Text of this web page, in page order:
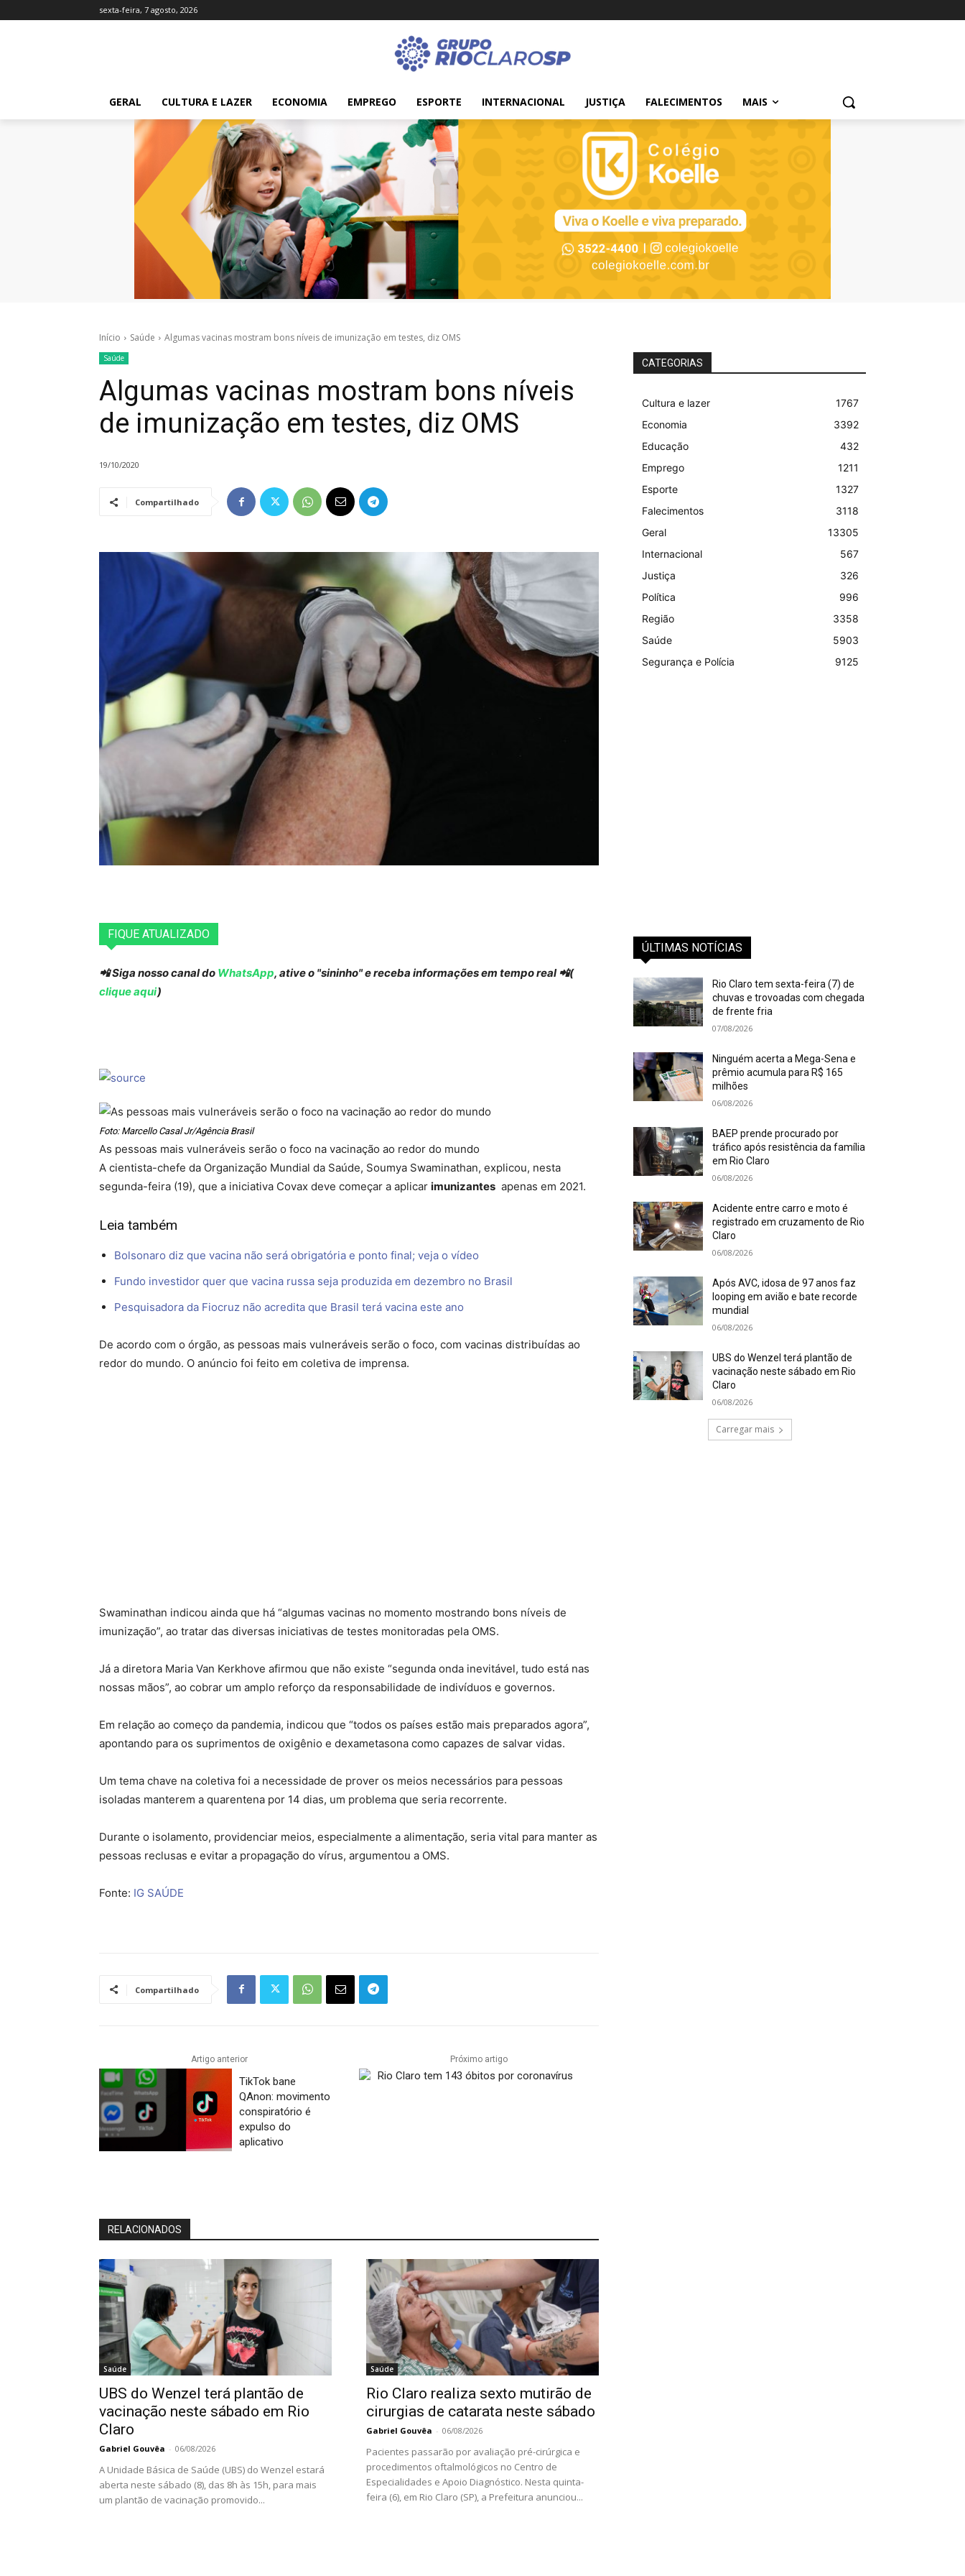
sexta-feira, 7 agosto, 2026
GERAL CULTURA E LAZER ECONOMIA EMPREGO ESPORTE INTERNACIONAL JUSTIÇA FALECIMENTOS MAIS
Início Saúde Algumas vacinas mostram bons níveis de imunização em testes, diz OMS
Saúde
Algumas vacinas mostram bons níveis
de imunização em testes, diz OMS
19/10/2020
Compartilhado
FIQUE ATUALIZADO
📲 Siga nosso canal do WhatsApp, ative o "sininho" e receba informações em tempo real 📲(
clique aqui)
Foto: Marcello Casal Jr/Agência Brasil
As pessoas mais vulneráveis serão o foco na vacinação ao redor do mundo
A cientista-chefe da Organização Mundial da Saúde, Soumya Swaminathan, explicou, nesta
segunda-feira (19), que a iniciativa Covax deve começar a aplicar imunizantes apenas em 2021.
Leia também
Bolsonaro diz que vacina não será obrigatória e ponto final; veja o vídeo
Fundo investidor quer que vacina russa seja produzida em dezembro no Brasil
Pesquisadora da Fiocruz não acredita que Brasil terá vacina este ano
De acordo com o órgão, as pessoas mais vulneráveis serão o foco, com vacinas distribuídas ao
redor do mundo. O anúncio foi feito em coletiva de imprensa.
Swaminathan indicou ainda que há “algumas vacinas no momento mostrando bons níveis de
imunização”, ao tratar das diversas iniciativas de testes monitoradas pela OMS.
Já a diretora Maria Van Kerkhove afirmou que não existe “segunda onda inevitável, tudo está nas
nossas mãos”, ao cobrar um amplo reforço da responsabilidade de indivíduos e governos.
Em relação ao começo da pandemia, indicou que “todos os países estão mais preparados agora”,
apontando para os suprimentos de oxigênio e dexametasona como capazes de salvar vidas.
Um tema chave na coletiva foi a necessidade de prover os meios necessários para pessoas
isoladas manterem a quarentena por 14 dias, um problema que seria recorrente.
Durante o isolamento, providenciar meios, especialmente a alimentação, seria vital para manter as
pessoas reclusas e evitar a propagação do vírus, argumentou a OMS.
Fonte: IG SAÚDE
Compartilhado
Artigo anterior
TikTok bane
QAnon: movimento
conspiratório é
expulso do
aplicativo
Próximo artigo
Rio Claro tem 143 óbitos por coronavírus
RELACIONADOS
Saúde
UBS do Wenzel terá plantão de
vacinação neste sábado em Rio
Claro
Gabriel Gouvêa - 06/08/2026
A Unidade Básica de Saúde (UBS) do Wenzel estará
aberta neste sábado (8), das 8h às 15h, para mais
um plantão de vacinação promovido...
Saúde
Rio Claro realiza sexto mutirão de
cirurgias de catarata neste sábado
Gabriel Gouvêa - 06/08/2026
Pacientes passarão por avaliação pré-cirúrgica e
procedimentos oftalmológicos no Centro de
Especialidades e Apoio Diagnóstico. Nesta quinta-
feira (6), em Rio Claro (SP), a Prefeitura anunciou...
CATEGORIAS
Cultura e lazer
1767
Economia
3392
Educação
432
Emprego
1211
Esporte
1327
Falecimentos
3118
Geral
13305
Internacional
567
Justiça
326
Política
996
Região
3358
Saúde
5903
Segurança e Polícia
9125
ÚLTIMAS NOTÍCIAS
Rio Claro tem sexta-feira (7) de
chuvas e trovoadas com chegada
de frente fria
07/08/2026
Ninguém acerta a Mega-Sena e
prêmio acumula para R$ 165
milhões
06/08/2026
BAEP prende procurado por
tráfico após resistência da família
em Rio Claro
06/08/2026
Acidente entre carro e moto é
registrado em cruzamento de Rio
Claro
06/08/2026
Após AVC, idosa de 97 anos faz
looping em avião e bate recorde
mundial
06/08/2026
UBS do Wenzel terá plantão de
vacinação neste sábado em Rio
Claro
06/08/2026
Carregar mais